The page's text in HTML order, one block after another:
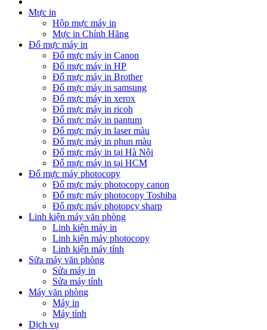
Mực in
Hộp mực máy in
Mực in Chính Hãng
Đổ mực máy in
Đổ mực máy in Canon
Đổ mực máy in HP
Đổ mực máy in Brother
Đổ mực máy in samsung
Đổ mực máy in xerox
Đổ mực máy in ricoh
Đổ mực máy in pantum
Đổ mực máy in laser màu
Đổ mực máy in phun màu
Đổ mực máy in tại Hà Nội
Đổ mực máy in tại HCM
Đổ mực máy photocopy
Đổ mực máy photocopy canon
Đổ mực máy photocopy Toshiba
Đổ mực máy photopcy sharp
Linh kiện máy văn phòng
Linh kiện máy in
Linh kiện máy photocopy
Linh kiện máy tính
Sửa máy văn phòng
Sửa máy in
Sửa máy tính
Máy văn phòng
Máy in
Máy tính
Dịch vụ